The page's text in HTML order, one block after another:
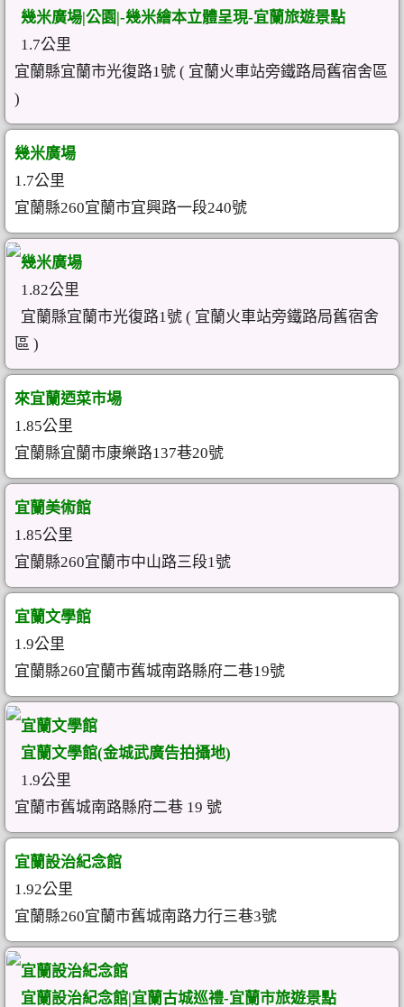
幾米廣場|公園|-幾米繪本立體呈現-宜蘭旅遊景點
1.7公里
宜蘭縣宜蘭市光復路1號 ( 宜蘭火車站旁鐵路局舊宿舍區
)
幾米廣場
1.7公里
宜蘭縣260宜蘭市宜興路一段240號
幾米廣場
1.82公里
宜蘭縣宜蘭市光復路1號 ( 宜蘭火車站旁鐵路局舊宿舍
區 )
來宜蘭迺菜市場
1.85公里
宜蘭縣宜蘭市康樂路137巷20號
宜蘭美術館
1.85公里
宜蘭縣260宜蘭市中山路三段1號
宜蘭文學館
1.9公里
宜蘭縣260宜蘭市舊城南路縣府二巷19號
宜蘭文學館
宜蘭文學館(金城武廣告拍攝地)
1.9公里
宜蘭市舊城南路縣府二巷 19 號
宜蘭設治紀念館
1.92公里
宜蘭縣260宜蘭市舊城南路力行三巷3號
宜蘭設治紀念館
宜蘭設治紀念館|宜蘭古城巡禮-宜蘭市旅遊景點